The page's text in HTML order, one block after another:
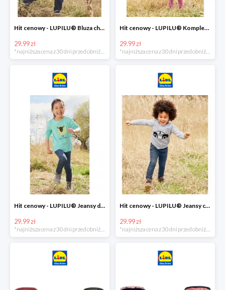
Hit cenowy - LUPILU® Bluza chłopięca w stylu college
29.99 zł
*najniższa cena z 30 dni przed obniżką
Hit cenowy - LUPILU® Komplet dziewczęcy (sukienka + legginsy)
29.99 zł
*najniższa cena z 30 dni przed obniżką
Hit cenowy - LUPILU® Jeansy dziewczęce slim fit
29.99 zł
Hit cenowy - LUPILU® Jeansy chłopięce slim fit
29.99 zł